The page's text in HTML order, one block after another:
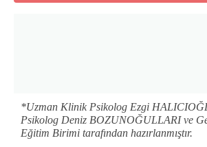
*Uzman Klinik Psikolog Ezgi
Psikolog Deniz BOZUNOĞULLARI ve
Eğitim Birimi tarafından hazırlanmıştır.